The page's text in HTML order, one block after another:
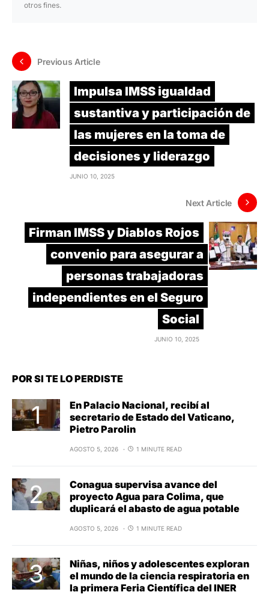
otros fines.
Previous Article
Impulsa IMSS igualdad
sustantiva y participación de
las mujeres en la toma de
decisiones y liderazgo
JUNIO 10, 2025
Next Article
Firman IMSS y Diablos Rojos
convenio para asegurar a
personas trabajadoras
independientes en el Seguro
Social
JUNIO 10, 2025
POR SI TE LO PERDISTE
En Palacio Nacional, recibí al
secretario de Estado del Vaticano,
Pietro Parolin
AGOSTO 5, 2026 1 MINUTE READ
Conagua supervisa avance del
proyecto Agua para Colima, que
duplicará el abasto de agua potable
AGOSTO 5, 2026 1 MINUTE READ
Niñas, niños y adolescentes exploran
el mundo de la ciencia respiratoria en
la primera Feria Científica del INER